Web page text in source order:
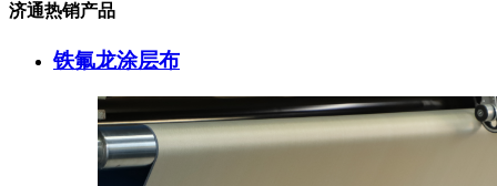
济通热销产品
铁氟龙涂层布